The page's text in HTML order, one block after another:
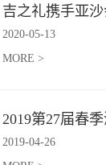
2020-05-13
MORE >
2019-04-26